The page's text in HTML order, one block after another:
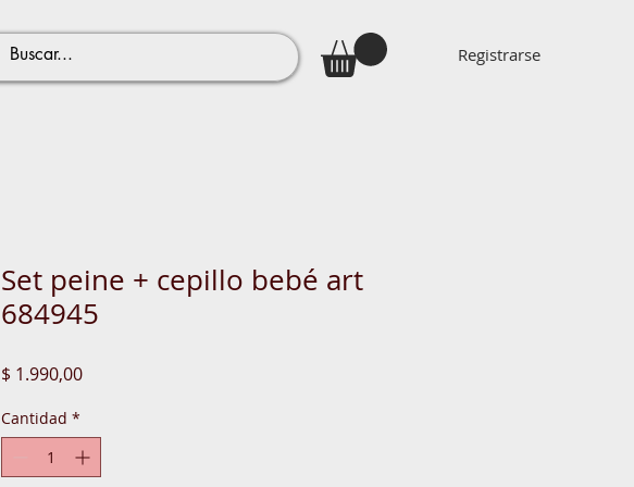
Registrarse
Set peine + cepillo bebé art
684945
$ 1.990,00Precio
Cantidad *